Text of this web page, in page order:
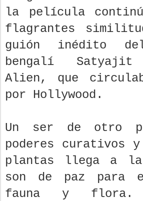
la película
flagrantes
guión inédito
bengalí
Alien, que
por Hollywood.
Un ser de otro
poderes curativos
plantas llega a
son de paz para
fauna y flora.